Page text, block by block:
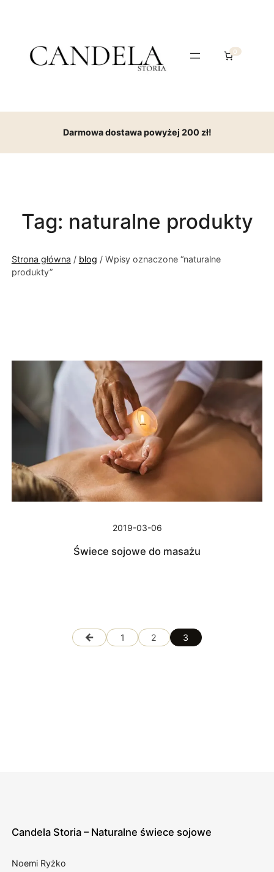
0
Darmowa dostawa powyżej 200 zł!
Tag: naturalne produkty
Strona główna / blog / Wpisy oznaczone “naturalne
produkty”
2019-03-06
Świece sojowe do masażu
← 1 2 3
Candela Storia – Naturalne świece sojowe
Noemi Ryżko